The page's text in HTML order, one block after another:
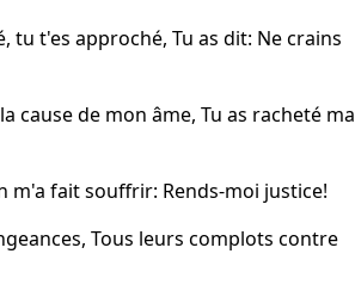
tu t'es approché, Tu as dit: Ne crains
cause de mon âme, Tu as racheté ma
m'a fait souffrir: Rends-moi justice!
Tous leurs complots contre